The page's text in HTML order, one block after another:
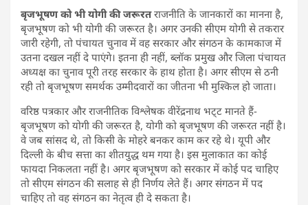
बृजभूषण को भी योगी की जरूरतराजनीति के जानकारों का मानना है,
बृजभूषण को भी योगी की जरूरत है। अगर उनकी सीएम योगी से तकरार
जारी रहेगी, तो पंचायत चुनाव में वह सरकार और संगठन के कामकाज में
उतना दखल नहीं दे पाएंगे। इतना ही नहीं, ब्लॉक प्रमुख और जिला पंचायत
अध्यक्ष का चुनाव पूरी तरह सरकार के हाथ होता है। अगर सीएम से ठनी
रही तो बृजभूषण समर्थक उम्मीदवारों का जीतना भी मुश्किल हो जाता।
वरिष्ठ पत्रकार और राजनीतिक विश्लेषक वीरेंद्रनाथ भट्‌ट मानते हैं-
बृजभूषण को योगी की जरूरत है, योगी को बृजभूषण की जरूरत नहीं है।
वे जब सांसद थे, तो किसी के मोहरे बनकर काम कर रहे थे। यूपी और
दिल्ली के बीच सत्ता का शीतयुद्ध थम गया है। इस मुलाकात का कोई
फायदा निकलता नहीं है। अगर बृजभूषण को सरकार में कोई पद चाहिए
तो सीएम संगठन की सलाह से ही निर्णय लेते हैं। अगर संगठन में पद
चाहिए तो वह संगठन का नेतृत्व ही दे सकता है।